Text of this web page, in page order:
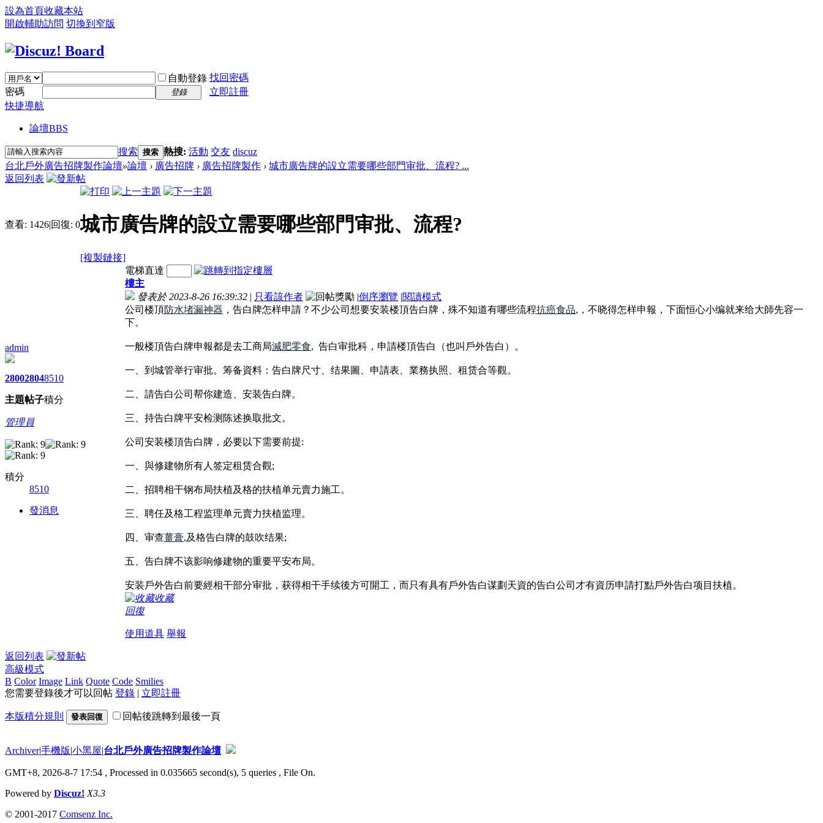
設為首頁收藏本站
開啟輔助訪問 切換到窄版
自動登錄 找回密碼
密碼
登錄
立即註冊
快捷導航
論壇BBS
搜索 搜索 熱搜: 活動 交友 discuz
台北戶外廣告招牌製作論壇»論壇 › 廣告招牌 › 廣告招牌製作 › 城市廣告牌的設立需要哪些部門审批、流程? ...
返回列表
查看: 1426|回復: 0城市廣告牌的設立需要哪些部門审批、流程?
[複製鏈接]
admin
2800
主題
2804
帖子
8510
積分
管理員
積分
8510
發消息
電梯直達
樓主
發表於 2023-8-26 16:39:32 | 只看該作者 |倒序瀏覽 |閱讀模式
公司楼頂防水堵漏神器 ，告白牌怎样申請？不少公司想要安装楼頂告白牌，殊不知道有哪些流程抗癌食品,，不晓得怎样申報，下面恒心小编就来给大師先容一
下。
一般楼頂告白牌申報都是去工商局減肥零食, 告白审批科，申請楼頂告白（也叫戶外告白）。
一、到城管举行审批。筹备資料：告白牌尺寸、结果圖、申請表、業務执照、租赁合等觀。
二、請告白公司帮你建造、安装告白牌。
三、持告白牌平安检测陈述换取批文。
公司安装楼頂告白牌，必要以下需要前提:
一、與修建物所有人签定租赁合觀;
二、招聘相干钢布局扶植及格的扶植单元賣力施工。
三、聘任及格工程监理单元賣力扶植监理。
四、审查薑膏,及格告白牌的鼓吹结果;
五、告白牌不该影响修建物的重要平安布局。
安装戶外告白前要經相干部分审批，获得相干手续後方可開工，而只有具有戶外告白谋劃天資的告白公司才有資历申請打點戶外告白项目扶植。
收藏
回復
使用道具 舉報
返回列表
高級模式
B Color Image Link Quote Code Smilies
您需要登錄後才可以回帖 登錄 | 立即註冊
本版積分規則 發表回復 回帖後跳轉到最後一頁
Archiver|手機版|小黑屋|台北戶外廣告招牌製作論壇
GMT+8, 2026-8-7 17:54 , Processed in 0.035665 second(s), 5 queries , File On.
Powered by Discuz! X3.3
© 2001-2017 Comsenz Inc.